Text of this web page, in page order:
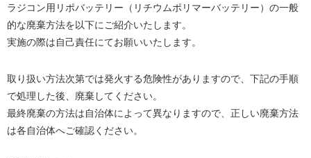
講習会･国家資格･WEBセミナー
サポート・Q&A / 法人・学生のお客様
ラジコン用リポバッテリー（リチウムポリマーバッテリー）の一般
的な廃棄方法を以下にご紹介いたします。
実施の際は自己責任にてお願いいたします。
取り扱い方法次第では発火する危険性がありますので、下記の手順
で処理した後、廃棄してください。
最終廃棄の方法は自治体によって異なりますので、正しい廃棄方法
は各自治体へご確認ください。